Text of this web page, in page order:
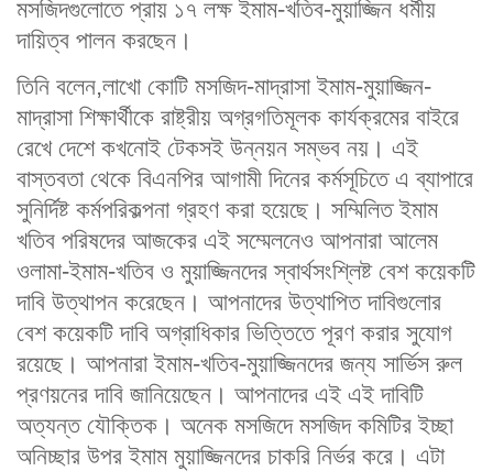
মসজিদগুলোতে প্রায় ১৭ লক্ষ ইমাম-খতিব-মুয়াজ্জিন ধর্মীয়
দায়িত্ব পালন করছেন।
তিনি বলেন,লাখো কোটি মসজিদ-মাদ্রাসা ইমাম-মুয়াজ্জিন-
মাদ্রাসা শিক্ষার্থীকে রাষ্ট্রীয় অগ্রগতিমূলক কার্যক্রমের বাইরে
রেখে দেশে কখনোই টেকসই উন্নয়ন সম্ভব নয়। এই
বাস্তবতা থেকে বিএনপির আগামী দিনের কর্মসূচিতে এ ব্যাপারে
সুনির্দিষ্ট কর্মপরিকল্পনা গ্রহণ করা হয়েছে। সম্মিলিত ইমাম
খতিব পরিষদের আজকের এই সম্মেলনেও আপনারা আলেম
ওলামা-ইমাম-খতিব ও মুয়াজ্জিনদের স্বার্থসংশ্লিষ্ট বেশ কয়েকটি
দাবি উত্থাপন করেছেন। আপনাদের উত্থাপিত দাবিগুলোর
বেশ কয়েকটি দাবি অগ্রাধিকার ভিত্তিতে পূরণ করার সুযোগ
রয়েছে। আপনারা ইমাম-খতিব-মুয়াজ্জিনদের জন্য সার্ভিস রুল
প্রণয়নের দাবি জানিয়েছেন। আপনাদের এই এই দাবিটি
অত্যন্ত যৌক্তিক। অনেক মসজিদে মসজিদ কমিটির ইচ্ছা
অনিচ্ছার উপর ইমাম মুয়াজ্জিনদের চাকরি নির্ভর করে। এটা